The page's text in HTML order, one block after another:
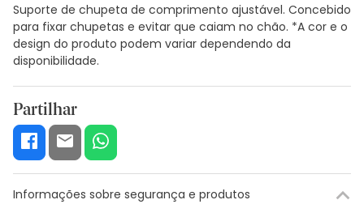
Suporte de chupeta de comprimento ajustável. Concebido
para fixar chupetas e evitar que caiam no chão. *A cor e o
design do produto podem variar dependendo da
disponibilidade.
Partilhar
Informações sobre segurança e produtos